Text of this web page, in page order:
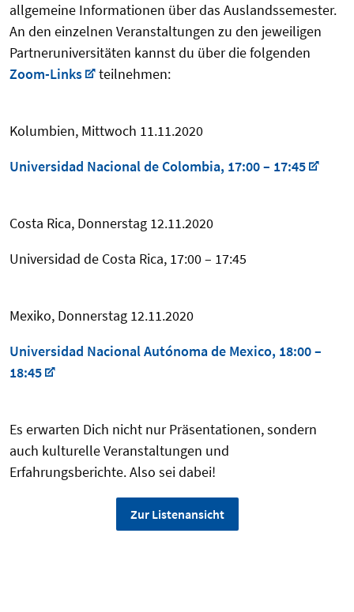
allgemeine Informationen über das Auslandssemester.
An den einzelnen Veranstaltungen zu den jeweiligen
Partneruniversitäten kannst du über die folgenden
Zoom-Links
teilnehmen:
Kolumbien, Mittwoch 11.11.2020
Universidad Nacional de Colombia, 17:00 – 17:45
Costa Rica, Donnerstag 12.11.2020
Universidad de Costa Rica, 17:00 – 17:45
Mexiko, Donnerstag 12.11.2020
Universidad Nacional Autónoma de Mexico, 18:00 –
18:45
Es erwarten Dich nicht nur Präsentationen, sondern
auch kulturelle Veranstaltungen und
Erfahrungsberichte. Also sei dabei!
Zur Listenansicht